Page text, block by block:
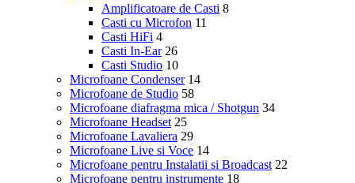
Amplificatoare de Casti 8
Casti cu Microfon 11
Casti HiFi 4
Casti In-Ear 26
Casti Studio 10
Microfoane Condenser 14
Microfoane de Studio 58
Microfoane diafragma mica / Shotgun 34
Microfoane Headset 25
Microfoane Lavaliera 29
Microfoane Live si Voce 14
Microfoane pentru Instalatii si Broadcast 22
Microfoane pentru instrumente 18